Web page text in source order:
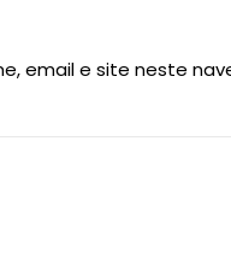
email e site neste